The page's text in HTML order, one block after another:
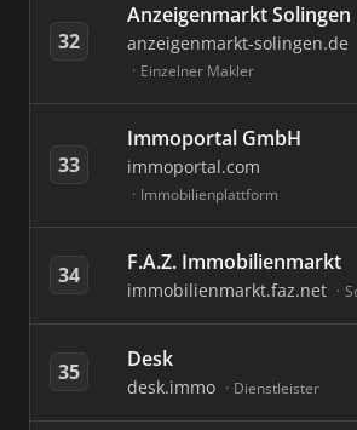
32
Anzeigenmarkt Solingen
anzeigenmarkt-solingen.de
Einzelner Makler
33
Immoportal GmbH
immoportal.com
Immobilienplattform
34 F.A.Z. Immobilienmarkt
immobilienmarkt.faz.net
35 Desk
desk.immo Dienstleister